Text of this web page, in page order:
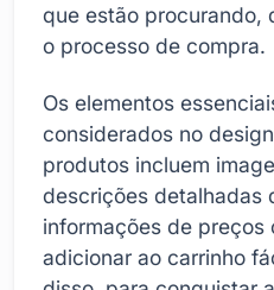
que estão procurando,
o processo de compra.
Os elementos
considerados no
produtos incluem
descrições detalhadas
informações de preços
adicionar ao carrinho